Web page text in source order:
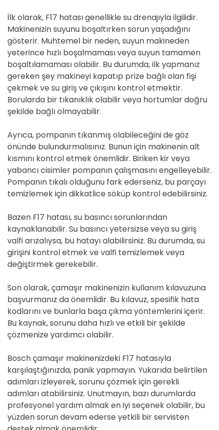
İlk olarak, F17 hatası genellikle su drenajıyla ilgilidir.
Makinenizin suyunu boşaltırken sorun yaşadığını
gösterir. Muhtemel bir neden, suyun makineden
yeterince hızlı boşalmaması veya suyun tamamen
boşaltılamaması olabilir. Bu durumda, ilk yapmanız
gereken şey makineyi kapatıp prize bağlı olan fişi
çekmek ve su giriş ve çıkışını kontrol etmektir.
Borularda bir tıkanıklık olabilir veya hortumlar doğru
şekilde bağlı olmayabilir.
Ayrıca, pompanın tıkanmış olabileceğini de göz
önünde bulundurmalısınız. Bunun için makinenin alt
kısmını kontrol etmek önemlidir. Biriken kir veya
yabancı cisimler pompanın çalışmasını engelleyebilir.
Pompanın tıkalı olduğunu fark ederseniz, bu parçayı
temizlemek için dikkatlice söküp kontrol edebilirsiniz.
Bazen F17 hatası, su basıncı sorunlarından
kaynaklanabilir. Su basıncı yetersizse veya su giriş
valfi arızalıysa, bu hatayı alabilirsiniz. Bu durumda, su
girişini kontrol etmek ve valfi temizlemek veya
değiştirmek gerekebilir.
Son olarak, çamaşır makinenizin kullanım kılavuzuna
başvurmanız da önemlidir. Bu kılavuz, spesifik hata
kodlarını ve bunlarla başa çıkma yöntemlerini içerir.
Bu kaynak, sorunu daha hızlı ve etkili bir şekilde
çözmenize yardımcı olabilir.
Bosch çamaşır makinenizdeki F17 hatasıyla
karşılaştığınızda, panik yapmayın. Yukarıda belirtilen
adımları izleyerek, sorunu çözmek için gerekli
adımları atabilirsiniz. Unutmayın, bazı durumlarda
profesyonel yardım almak en iyi seçenek olabilir, bu
yüzden sorun devam ederse yetkili bir servisten